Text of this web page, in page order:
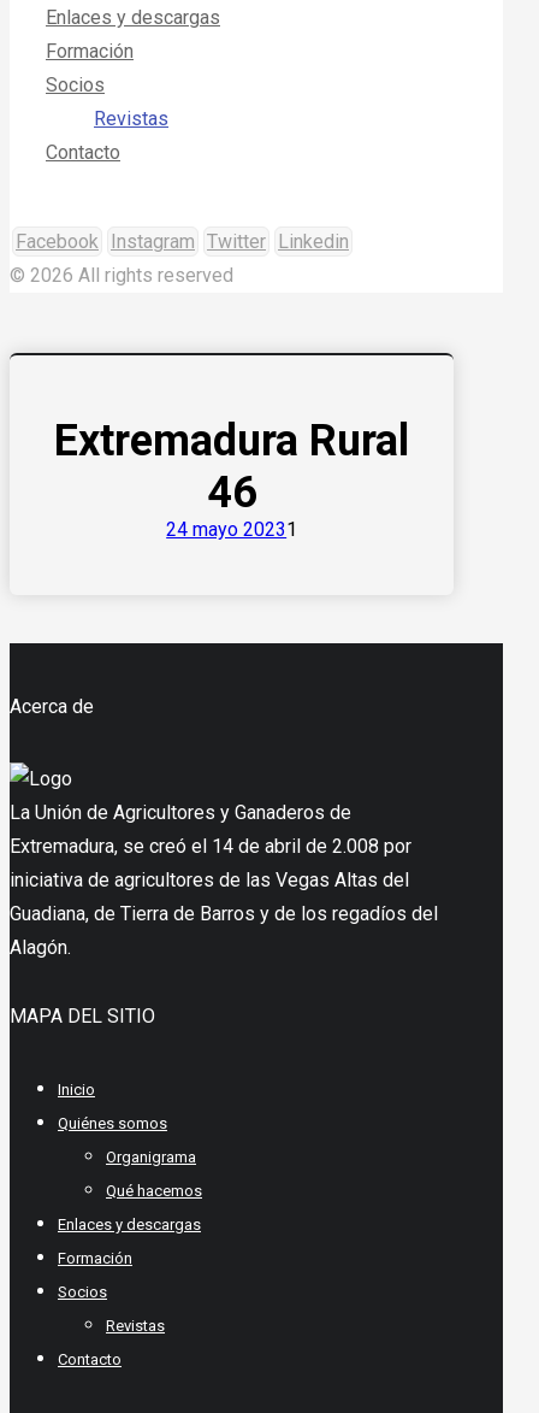
Enlaces y descargas
Formación
Socios
Revistas
Contacto
Facebook Instagram Twitter Linkedin
© 2026 All rights reserved
Extremadura Rural
46
24 mayo 20231
Acerca de
La Unión de Agricultores y Ganaderos de
Extremadura, se creó el 14 de abril de 2.008 por
iniciativa de agricultores de las Vegas Altas del
Guadiana, de Tierra de Barros y de los regadíos del
Alagón.
MAPA DEL SITIO
Inicio
Quiénes somos
Organigrama
Qué hacemos
Enlaces y descargas
Formación
Socios
Revistas
Contacto